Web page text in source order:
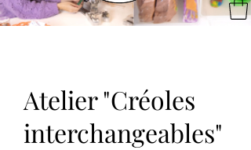
Atelier "Créoles
interchangeables"